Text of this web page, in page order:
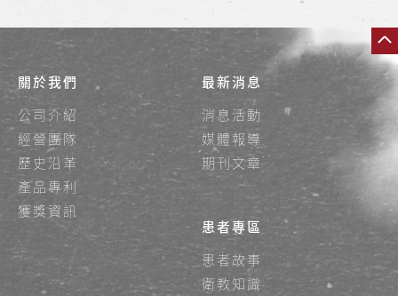
關於我們
公司介紹
經營團隊
歷史沿革
產品專利
獲獎資訊
最新消息
消息活動
媒體報導
期刊文章
患者專區
患者故事
衛教知識